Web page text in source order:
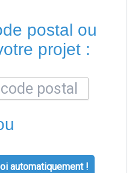
postal ou
projet :
automatiquement !